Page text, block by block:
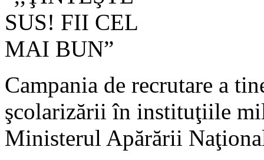
Campania de recrutare a
şcolarizării în instituţiile
Ministerul Apărării